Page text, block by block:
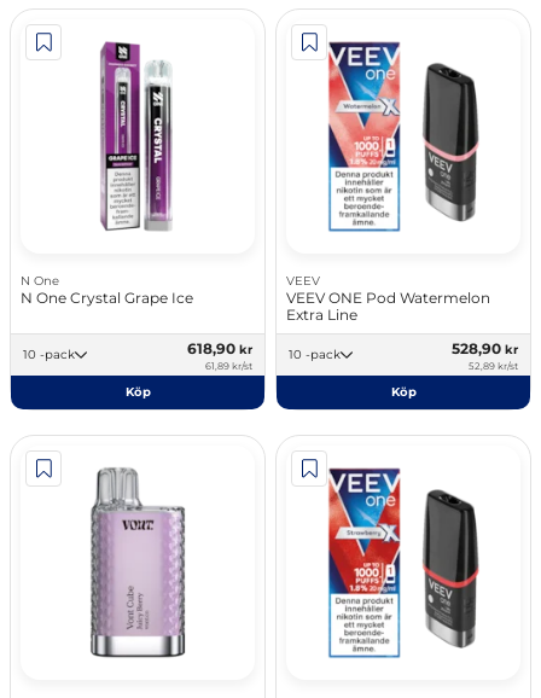
N One
N One Crystal Grape Ice
10 -pack 618,90 kr
61,89 kr/st
Köp
VEEV
VEEV ONE Pod Watermelon
Extra Line
10 -pack 528,90 kr
52,89 kr/st
Köp